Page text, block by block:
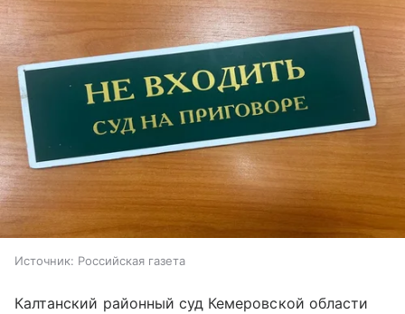
Источник: Российская газета
Калтанский районный суд Кемеровской области